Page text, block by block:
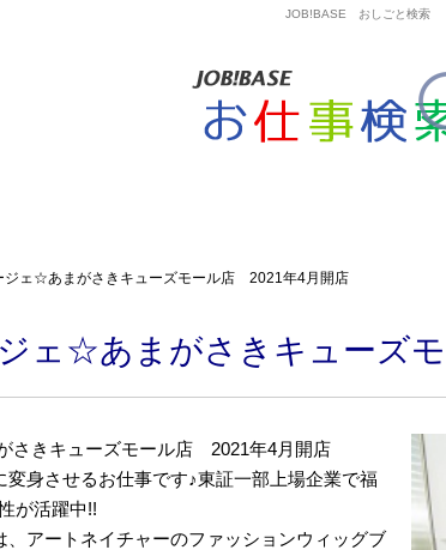
JOB!BASE おしごと検索
ジェ☆あまがさきキューズモール店 2021年4月開店
ェ☆あまがさきキューズ
さきキューズモール店 2021年4月開店
変身させるお仕事です♪東証一部上場企業で福
が活躍中!!
、アートネイチャーのファッションウィッグブ